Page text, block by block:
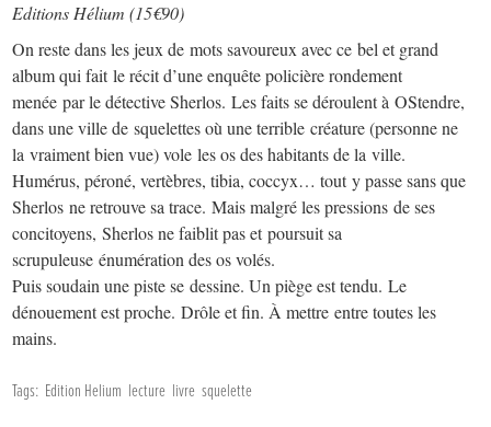
Editions Hélium (15€90)
On reste dans les jeux de mots savoureux avec ce bel et grand
album qui fait le récit d’une enquête policière rondement
menée par le détective Sherlos. Les faits se déroulent à OStendre,
dans une ville de squelettes où une terrible créature (personne ne
la vraiment bien vue) vole les os des habitants de la ville.
Humérus, péroné, vertèbres, tibia, coccyx… tout y passe sans que
Sherlos ne retrouve sa trace. Mais malgré les pressions de ses
concitoyens, Sherlos ne faiblit pas et poursuit sa
scrupuleuse énumération des os volés.
Puis soudain une piste se dessine. Un piège est tendu. Le
dénouement est proche. Drôle et fin. À mettre entre toutes les
mains.
Tags: Edition Helium lecture livre squelette